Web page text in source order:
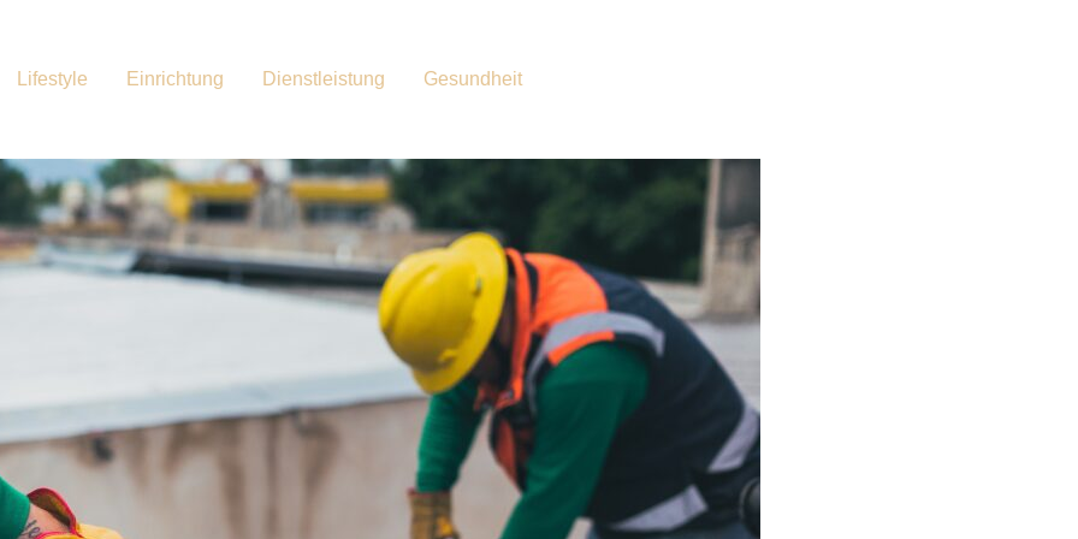
Lifestyle Einrichtung Dienstleistung Gesundheit